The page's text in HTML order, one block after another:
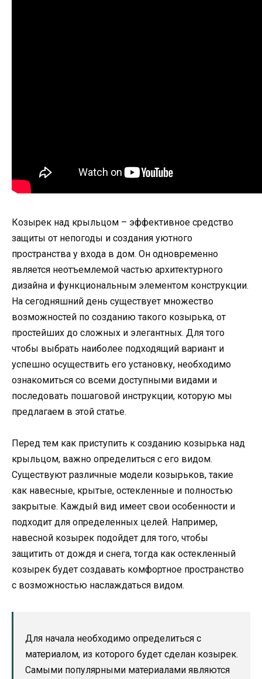
Козырек над крыльцом – эффективное средство
защиты от непогоды и создания уютного
пространства у входа в дом. Он одновременно
является неотъемлемой частью архитектурного
дизайна и функциональным элементом конструкции.
На сегодняшний день существует множество
возможностей по созданию такого козырька, от
простейших до сложных и элегантных. Для того
чтобы выбрать наиболее подходящий вариант и
успешно осуществить его установку, необходимо
ознакомиться со всеми доступными видами и
последовать пошаговой инструкции, которую мы
предлагаем в этой статье.
Перед тем как приступить к созданию козырька над
крыльцом, важно определиться с его видом.
Существуют различные модели козырьков, такие
как навесные, крытые, остекленные и полностью
закрытые. Каждый вид имеет свои особенности и
подходит для определенных целей. Например,
навесной козырек подойдет для того, чтобы
защитить от дождя и снега, тогда как остекленный
козырек будет создавать комфортное пространство
с возможностью наслаждаться видом.
Для начала необходимо определиться с
материалом, из которого будет сделан козырек.
Самыми популярными материалами являются